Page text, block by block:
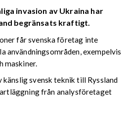
invasion av Ukraina har
begränsats kraftigt.
får svenska företag inte
användningsområden, exempelvis
maskiner.
svensk teknik till Ryssland
från analysföretaget